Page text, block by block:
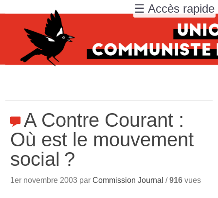
A Contre Courant :
Où est le mouvement
social ?
1er novembre 2003 parCommission Journal /916 vues
☰ Accès rapide